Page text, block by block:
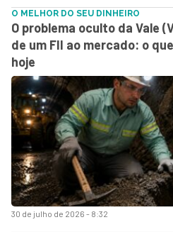
30 de julho de 2026 - 8:32
O MELHOR DO SEU DINHEIRO
O problema oculto da Vale
de um FII ao mercado: o
hoje